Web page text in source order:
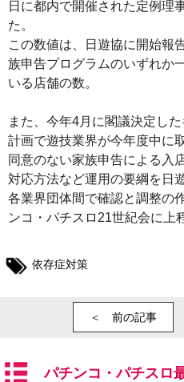
日に都内で開催された定例理
た。
この数値は、日遊協に開始報
族申告プログラムのいずれか
いる店舗の数。
また、今年4月に閣議決定し
計画で遊技業界が今年度中に
同意のない家族申告による入
対応方法など運用の要綱を日
各業界団体間で確認と調整の
ンコ・パチスロ21世紀会に上
依存症対策
＜ 前の記事
パチンコ・パチスロ